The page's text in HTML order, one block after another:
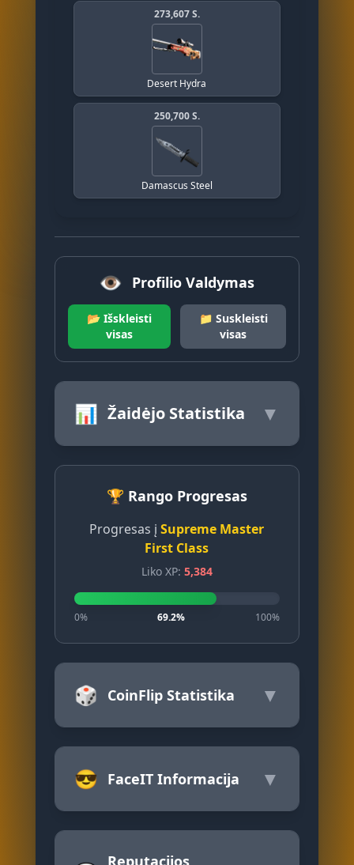
273,607 S.
Desert Hydra
250,700 S.
Damascus Steel
👁️ Profilio Valdymas
📂 Išskleisti
visas
📁 Suskleisti
visas
📊 Žaidėjo Statistika ▼
🏆 Rango Progresas
Progresas įSupreme Master
First Class
Liko XP: 5,384
0% 69.2% 100%
🎲 CoinFlip Statistika ▼
😎 FaceIT Informacija ▼
Reputacijos